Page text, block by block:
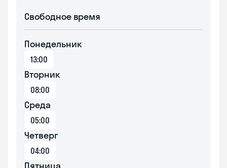
Свободное время
Понедельник
13:00
Вторник
08:00
Среда
05:00
Четверг
04:00